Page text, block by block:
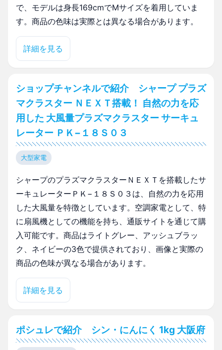
で、モデルは身長169cmでMサイズを着用していま
す。商品の色味は実際とは異なる場合があります。
詳細を見る
ショップチャンネルで紹介 シャープ プラズ
マクラスター ＮＥＸＴ搭載！ 自然の力を応
用した 大風量プラズマクラスター サーキュ
レーター ＰＫ−１８Ｓ０３
大型家電
シャープのプラズマクラスターＮＥＸＴを搭載したサ
ーキュレーターＰＫ−１８Ｓ０３は、自然の力を応用
した大風量を特徴としています。空調家電として、特
に扇風機としての機能を持ち、通販サイトを通じて購
入可能です。商品はライトグレー、アッシュブラッ
ク、ネイビーの3色で提供されており、画像と実際の
商品の色味が異なる場合があります。
詳細を見る
ポシュレで紹介 シン・にんにく 1kg 大阪府